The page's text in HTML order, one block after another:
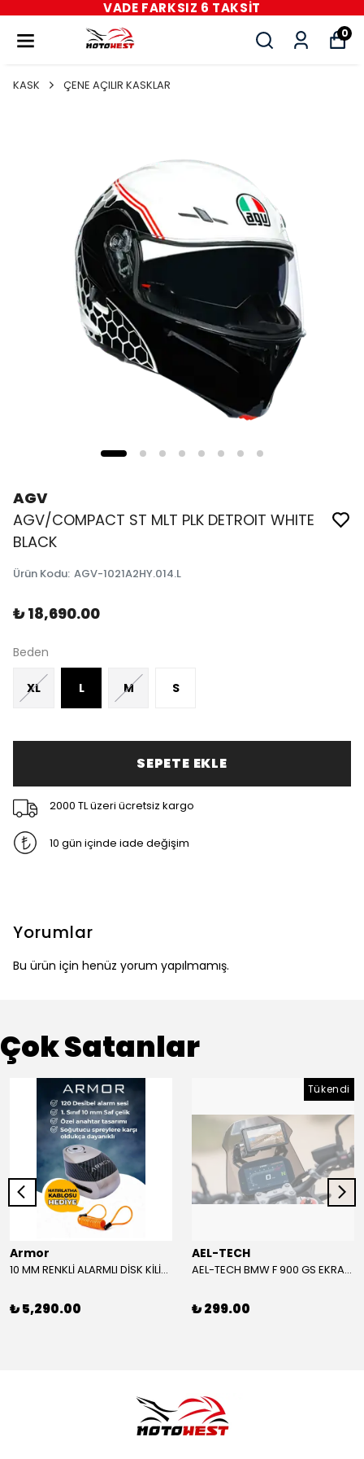
FARKSIZ 6 TAKSİT
0
KASK ÇENE AÇILIR KASKLAR
AGV
AGV/COMPACT ST MLT PLK DETROIT WHITE
BLACK
Ürün Kodu: AGV-1021A2HY.014.L
₺ 18,690.00
Beden
XL L M S
SEPETE EKLE
2000 TL üzeri ücretsiz kargo
10 gün içinde iade değişim
Yorumlar
Bu ürün için henüz yorum yapılmamış.
Çok Satanlar
Armor
10 MM RENKLİ ALARMLI DİSK KİLİDİ YENİ VERSİYON
₺ 5,290.00
Tükendi
AEL-TECH
AEL-TECH BMW F 900 GS EKRAN/GÖSTERGE KORUYUCU 2024-2025
₺ 299.00